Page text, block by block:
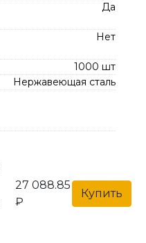
Да
Нет
1000 шт
Нержавеющая сталь
27 088.85
₽
Купить